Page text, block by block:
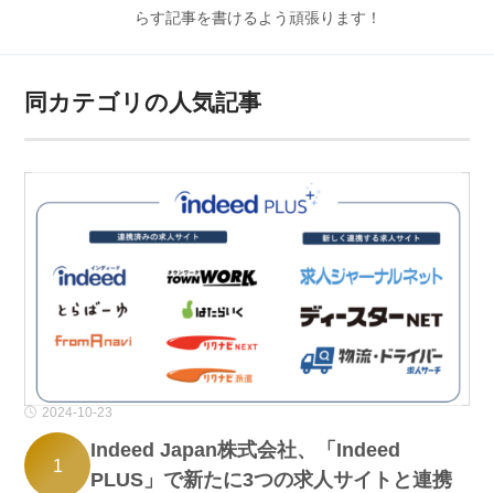
らす記事を書けるよう頑張ります！
同カテゴリの人気記事
2024-10-23
1
Indeed Japan株式会社、「Indeed
PLUS」で新たに3つの求人サイトと連携